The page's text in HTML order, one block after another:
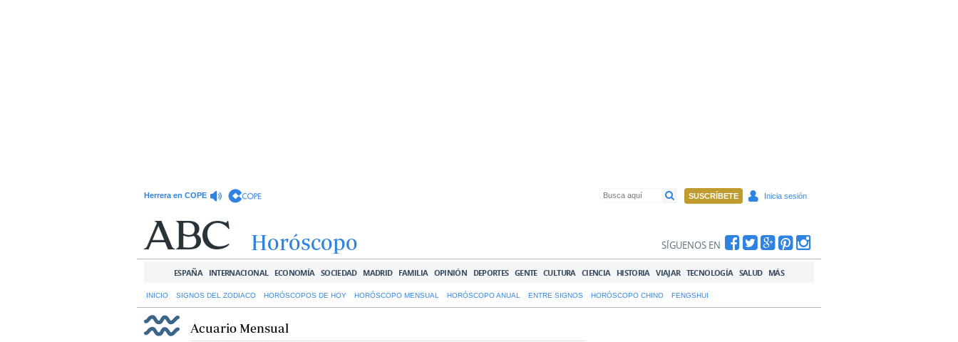
SUSCRÍBETE Inicia sesión
Herrera en COPE
SÍGUENOS EN
ESPAÑA INTERNACIONAL ECONOMÍA SOCIEDAD MADRID FAMILIA OPINIÓN DEPORTES GENTE CULTURA CIENCIA HISTORIA VIAJAR TECNOLOGÍA SALUD MÁS
INICIO SIGNOS DEL ZODIACO HORÓSCOPOS DE HOY HORÓSCOPO MENSUAL HORÓSCOPO ANUAL ENTRE SIGNOS HORÓSCOPO CHINO FENGSHUI
Horóscopo
Acuario Mensual